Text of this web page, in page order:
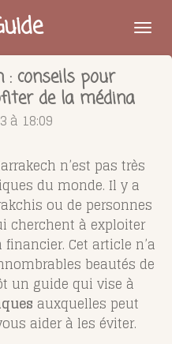
conseils pour
de la médina
à 18:09
n’est pas très
du monde. Il y a
ou de personnes
cherchent à exploiter
Cet article n’a
beautés de
un guide qui vise à
auxquelles peut
aider à les éviter.